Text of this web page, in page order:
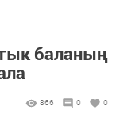
баланың
866 0 0